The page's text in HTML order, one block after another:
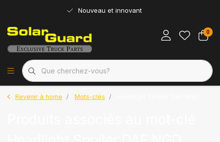
Nouveau et innovant
0
Revenir à home Mots-clés